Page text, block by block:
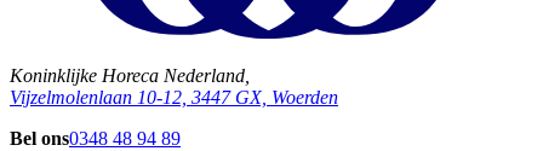
Koninklijke Horeca Nederland,
Vijzelmolenlaan 10-12, 3447 GX, Woerden
Bel ons0348 48 94 89